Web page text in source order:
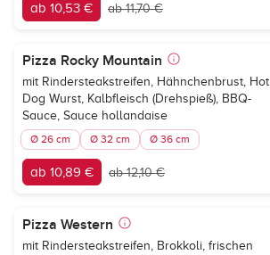
ab 10,53 € ab 11,70 €
Pizza Rocky Mountain
mit Rindersteakstreifen, Hähnchenbrust, Hot
Dog Wurst, Kalbfleisch (Drehspieß), BBQ-
Sauce, Sauce hollandaise
Ø 26 cm Ø 32 cm Ø 36 cm
ab 10,89 € ab 12,10 €
Pizza Western
mit Rindersteakstreifen, Brokkoli, frischen